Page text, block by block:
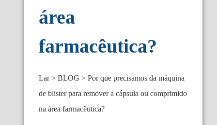
área
farmacêutica?
Lar BLOG
Por que precisamos da máquina
de blister para remover a cápsula ou comprimido
na área farmacêutica?